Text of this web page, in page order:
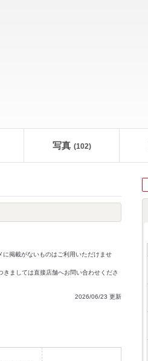
写真 (102)
掲載がないものはご利用いただけませ
ましては直接店舗へお問い合わせくださ
2026/06/23 更新